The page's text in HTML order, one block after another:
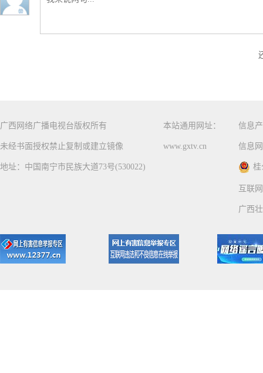
广西网络广播电视台版权所有
未经书面授权禁止复制或建立镜像
地址：中国南宁市民族大道73号(530022)
本站通用网址：
www.gxtv.cn
信息
信息
桂
互联
广西